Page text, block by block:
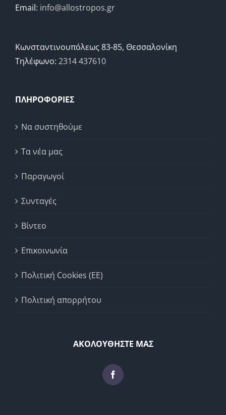
Email: info@allostropos.gr
Κωνσταντινουπόλεως 83-85, Θεσσαλονίκη
Τηλέφωνο: 2314 437610
ΠΛΗΡΟΦΟΡΙΕΣ
Να συστηθούμε
Τα νέα μας
Παραγωγοί
Συνταγές
Βίντεο
Επικοινωνία
Πολιτική Cookies (ΕΕ)
Πολιτική απορρήτου
ΑΚΟΛΟΥΘΗΣΤΕ ΜΑΣ